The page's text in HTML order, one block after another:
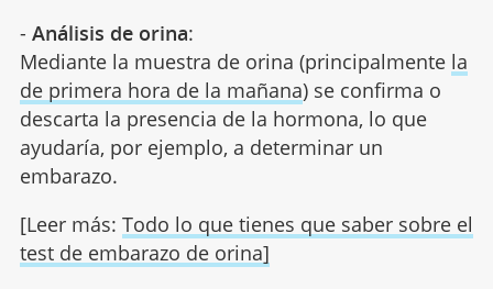
- Análisis de orina:
Mediante la muestra de orina (principalmente la
de primera hora de la mañana) se confirma o
descarta la presencia de la hormona, lo que
ayudaría, por ejemplo, a determinar un
embarazo.
[Leer más: Todo lo que tienes que saber sobre el
test de embarazo de orina]